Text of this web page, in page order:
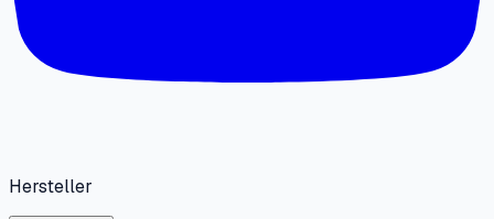
Hersteller